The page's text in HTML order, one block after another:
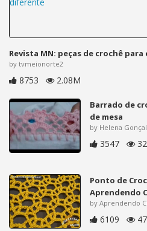
Revista MN: peças de crochê
by tvmeionorte2
8753 2.08M
Barrado de
de mesa
by Helena
3547
Ponto de
Aprendendo
by Aprendendo
6109